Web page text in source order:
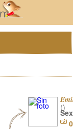
()